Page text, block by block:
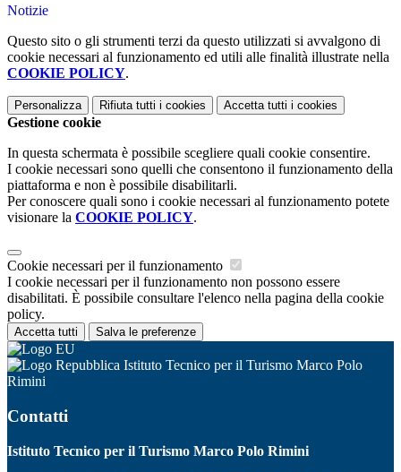
Notizie
Questo sito o gli strumenti terzi da questo utilizzati si avvalgono di
cookie necessari al funzionamento ed utili alle finalità illustrate nella
COOKIE POLICY.
Personalizza Rifiuta tutti i cookies Accetta tutti i cookies
Gestione cookie
In questa schermata è possibile scegliere quali cookie consentire.
I cookie necessari sono quelli che consentono il funzionamento della
piattaforma e non è possibile disabilitarli.
Per conoscere quali sono i cookie necessari al funzionamento potete
visionare la COOKIE POLICY.
Cookie necessari per il funzionamento
I cookie necessari per il funzionamento non possono essere
disabilitati. È possibile consultare l'elenco nella pagina della cookie
policy.
Accetta tutti Salva le preferenze
Istituto Tecnico per il Turismo Marco Polo
Rimini
Contatti
Istituto Tecnico per il Turismo Marco Polo Rimini